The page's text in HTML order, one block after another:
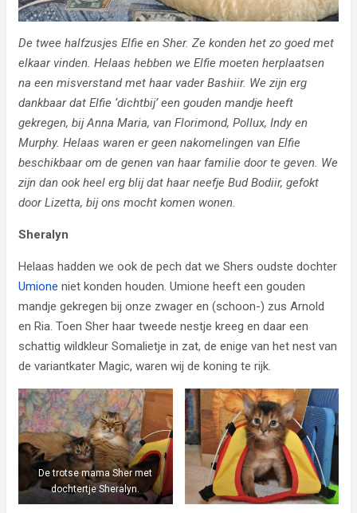
De twee halfzusjes Elfie en Sher. Ze konden het zo goed met
elkaar vinden. Helaas hebben we Elfie moeten herplaatsen
na een misverstand met haar vader Bashiir. We zijn erg
dankbaar dat Elfie ‘dichtbij’ een gouden mandje heeft
gekregen, bij Anna Maria, van Florimond, Pollux, Indy en
Murphy. Helaas waren er geen nakomelingen van Elfie
beschikbaar om de genen van haar familie door te geven. We
zijn dan ook heel erg blij dat haar neefje Bud Bodiir, gefokt
door Lizetta, bij ons mocht komen wonen.
Sheralyn
Helaas hadden we ook de pech dat we Shers oudste dochter
Umione niet konden houden. Umione heeft een gouden
mandje gekregen bij onze zwager en (schoon-) zus Arnold
en Ria. Toen Sher haar tweede nestje kreeg en daar een
schattig wildkleur Somalietje in zat, de enige van het nest van
de variantkater Magic, waren wij de koning te rijk.
De trotse mama Sher met
dochtertje Sheralyn.